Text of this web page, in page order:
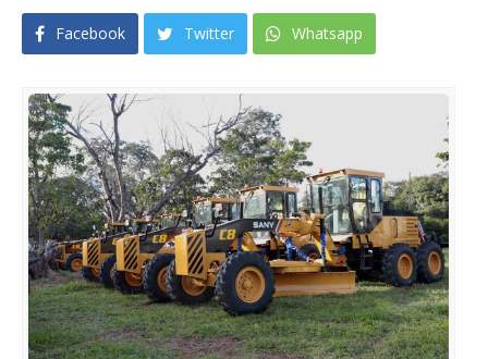
Facebook Twitter Whatsapp